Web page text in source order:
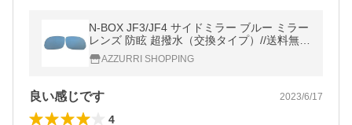
N-BOX JF3/JF4 サイドミラー ブルー ミラー
レンズ 防眩 超撥水（交換タイプ）//送料無料
アズーリ
AZZURRI SHOPPING
良い感じです 2023/6/17
4